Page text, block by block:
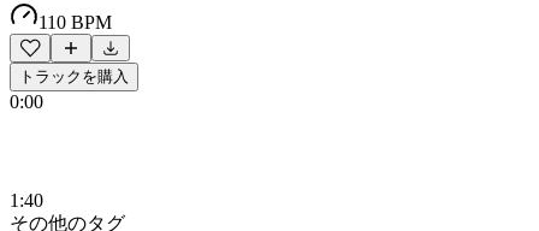
110 BPM
トラックを購入
0:00
1:40
その他のタグ